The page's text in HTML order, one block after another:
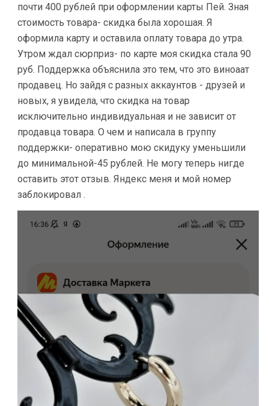
почти 400 рублей при оформлении карты Пей. Зная
стоимость товара- скидка была хорошая. Я
оформила карту и оставила оплату товара до утра.
Утром ждал сюрприз- по карте моя скидка стала 90
руб. Поддержка объяснила это тем, что это виноаат
продавец. Но зайдя с разных аккаунтов - друзей и
новых, я увидела, что скидка на товар
исключительно индивидуальная и не зависит от
продавца товара. О чем и написала в группу
поддержки- оперативно мою скидуку уменьшили
до минимальной-45 рублей. Не могу теперь нигде
оставить этот отзыв. Яндекс меня и мой номер
заблокировал .